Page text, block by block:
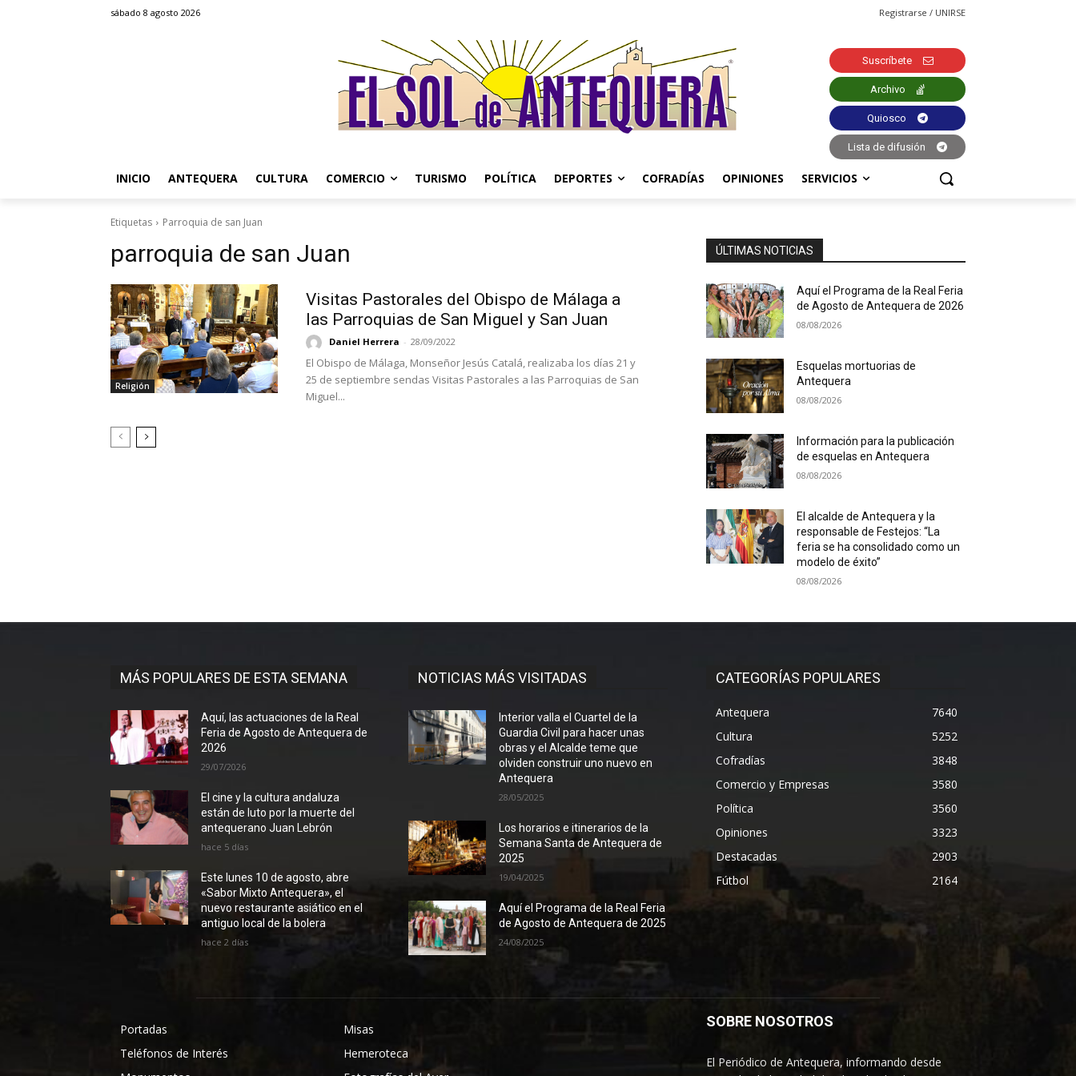
sábado 8 agosto 2026 Registrarse / UNIRSE
Suscríbete
Archivo
Quiosco
Lista de difusión
INICIO ANTEQUERA CULTURA COMERCIO TURISMO POLÍTICA DEPORTES COFRADÍAS OPINIONES SERVICIOS
Etiquetas Parroquia de san Juan
parroquia de san Juan
Religión
Visitas Pastorales del Obispo de Málaga a
las Parroquias de San Miguel y San Juan
Daniel Herrera - 28/09/2022
El Obispo de Málaga, Monseñor Jesús Catalá, realizaba los días 21 y
25 de septiembre sendas Visitas Pastorales a las Parroquias de San
Miguel...
ÚLTIMAS NOTICIAS
Aquí el Programa de la Real Feria
de Agosto de Antequera de 2026
08/08/2026
Esquelas mortuorias de
Antequera
08/08/2026
Información para la publicación
de esquelas en Antequera
08/08/2026
El alcalde de Antequera y la
responsable de Festejos: “La
feria se ha consolidado como un
modelo de éxito”
08/08/2026
MÁS POPULARES DE ESTA SEMANA
Aquí, las actuaciones de la Real
Feria de Agosto de Antequera de
2026
29/07/2026
El cine y la cultura andaluza
están de luto por la muerte del
antequerano Juan Lebrón
hace 5 días
Este lunes 10 de agosto, abre
«Sabor Mixto Antequera», el
nuevo restaurante asiático en el
antiguo local de la bolera
hace 2 días
NOTICIAS MÁS VISITADAS
Interior valla el Cuartel de la
Guardia Civil para hacer unas
obras y el Alcalde teme que
olviden construir uno nuevo en
Antequera
28/05/2025
Los horarios e itinerarios de la
Semana Santa de Antequera de
2025
19/04/2025
Aquí el Programa de la Real Feria
de Agosto de Antequera de 2025
24/08/2025
CATEGORÍAS POPULARES
Antequera
7640
Cultura
5252
Cofradías
3848
Comercio y Empresas
3580
Política
3560
Opiniones
3323
Destacadas
2903
Fútbol
2164
Portadas
Teléfonos de Interés
Misas
Hemeroteca
SOBRE NOSOTROS
El Periódico de Antequera, informando desde